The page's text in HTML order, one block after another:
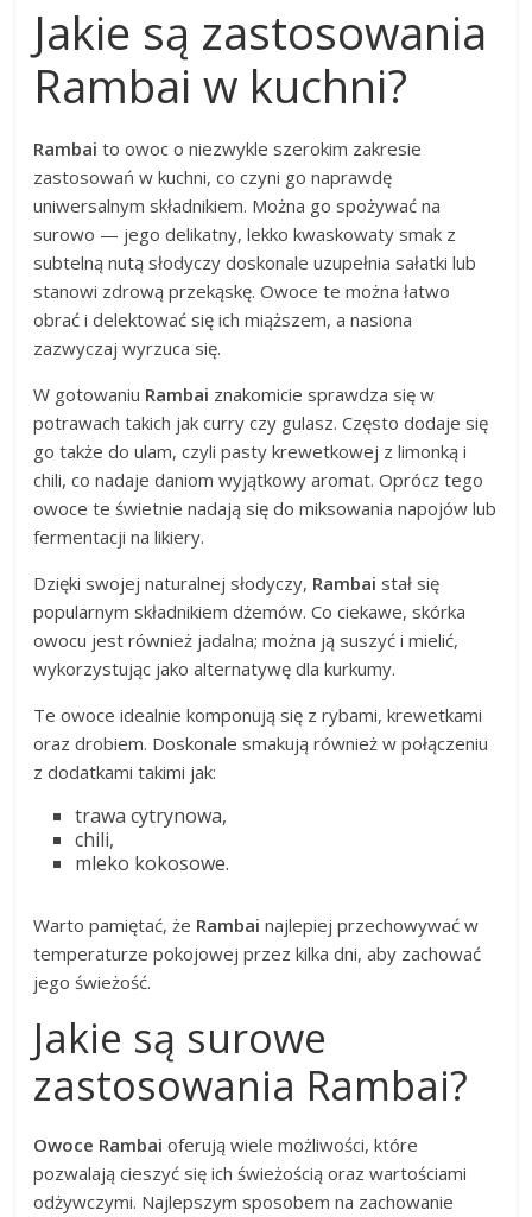
Jakie są zastosowania
Rambai w kuchni?
Rambai to owoc o niezwykle szerokim zakresie
zastosowań w kuchni, co czyni go naprawdę
uniwersalnym składnikiem. Można go spożywać na
surowo — jego delikatny, lekko kwaskowaty smak z
subtelną nutą słodyczy doskonale uzupełnia sałatki lub
stanowi zdrową przekąskę. Owoce te można łatwo
obrać i delektować się ich miąższem, a nasiona
zazwyczaj wyrzuca się.
W gotowaniu Rambai znakomicie sprawdza się w
potrawach takich jak curry czy gulasz. Często dodaje się
go także do ulam, czyli pasty krewetkowej z limonką i
chili, co nadaje daniom wyjątkowy aromat. Oprócz tego
owoce te świetnie nadają się do miksowania napojów lub
fermentacji na likiery.
Dzięki swojej naturalnej słodyczy, Rambai stał się
popularnym składnikiem dżemów. Co ciekawe, skórka
owocu jest również jadalna; można ją suszyć i mielić,
wykorzystując jako alternatywę dla kurkumy.
Te owoce idealnie komponują się z rybami, krewetkami
oraz drobiem. Doskonale smakują również w połączeniu
z dodatkami takimi jak:
trawa cytrynowa,
chili,
mleko kokosowe.
Warto pamiętać, że Rambai najlepiej przechowywać w
temperaturze pokojowej przez kilka dni, aby zachować
jego świeżość.
Jakie są surowe
zastosowania Rambai?
Owoce Rambai oferują wiele możliwości, które
pozwalają cieszyć się ich świeżością oraz wartościami
odżywczymi. Najlepszym sposobem na zachowanie